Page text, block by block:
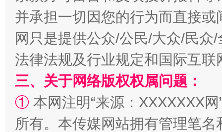
扯下公款旅游的“隐身衣”
并承担一切因您的行为而直接
网只是提供公众/公民/大众/民
法律法规及行业规定和国际互
三、关于网络版权权属问题：
① 本网注明“来源：XXXXXXX
所有。本传媒网站拥有管理笔